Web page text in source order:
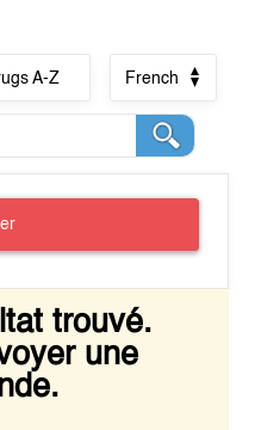
A-Z French
trouvé.
une